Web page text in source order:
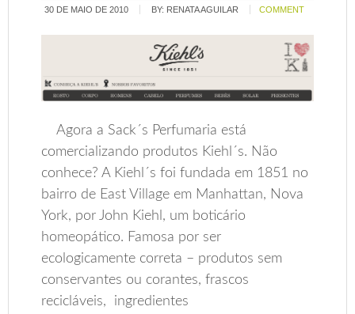
30 DE MAIO DE 2010 BY: RENATA AGUILAR COMMENT
Agora a Sack´s Perfumaria está
comercializando produtos Kiehl´s. Não
conhece? A Kiehl´s foi fundada em 1851 no
bairro de East Village em Manhattan, Nova
York, por John Kiehl, um boticário
homeopático. Famosa por ser
ecologicamente correta – produtos sem
conservantes ou corantes, frascos
recicláveis, ingredientes